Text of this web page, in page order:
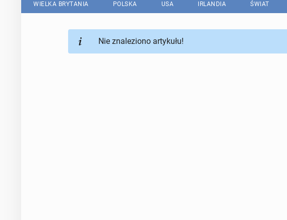
WIELKA BRYTANIA POLSKA USA IRLANDIA ŚWIAT
Nie znaleziono artykułu!